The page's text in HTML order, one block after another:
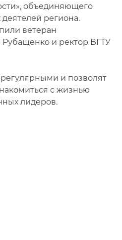
объединяющего
региона.
ветеран
и ректор ВГТУ
регулярными и позволят
с жизнью
лидеров.